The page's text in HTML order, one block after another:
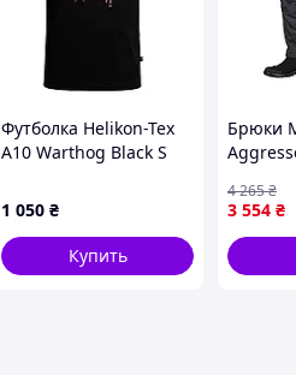
Футболка Helikon-Tex
A10 Warthog Black S
1 050 ₴
Купить
Брюки
Rip-
D-
3 554 ₴
4 265₴